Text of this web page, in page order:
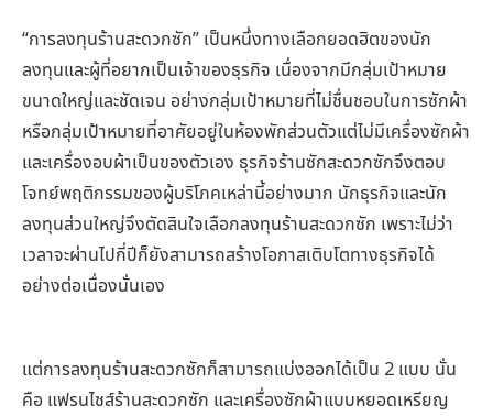
“การลงทุนร้านสะดวกซัก” เป็นหนึ่งทางเลือกยอดฮิตของนัก
ลงทุนและผู้ที่อยากเป็นเจ้าของธุรกิจ เนื่องจากมีกลุ่มเป้าหมาย
ขนาดใหญ่และชัดเจน อย่างกลุ่มเป้าหมายที่ไม่ชื่นชอบในการซักผ้า
หรือกลุ่มเป้าหมายที่อาศัยอยู่ในห้องพักส่วนตัวแต่ไม่มีเครื่องซักผ้า
และเครื่องอบผ้าเป็นของตัวเอง ธุรกิจร้านซักสะดวกซักจึงตอบ
โจทย์พฤติกรรมของผู้บริโภคเหล่านี้อย่างมาก นักธุรกิจและนัก
ลงทุนส่วนใหญ่จึงตัดสินใจเลือกลงทุนร้านสะดวกซัก เพราะไม่ว่า
เวลาจะผ่านไปกี่ปีก็ยังสามารถสร้างโอกาสเติบโตทางธุรกิจได้
อย่างต่อเนื่องนั่นเอง
แต่การลงทุนร้านสะดวกซักก็สามารถแบ่งออกได้เป็น 2 แบบ นั่น
คือ แฟรนไชส์ร้านสะดวกซัก และเครื่องซักผ้าแบบหยอดเหรียญ